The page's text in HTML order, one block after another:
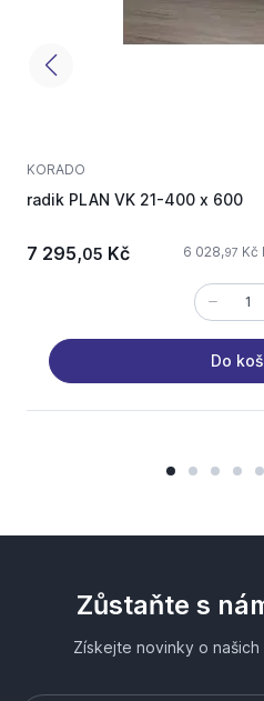
KORADO
radik PLAN VK 21-400 x 600
7 295,05 Kč 6 028,97 Kč
Do
Zůstaňte s
Získejte novinky o